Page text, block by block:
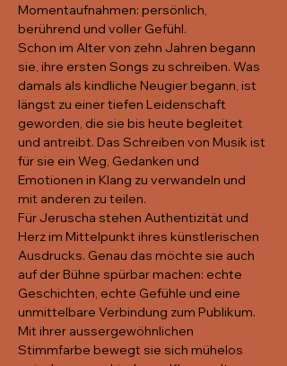
Momentaufnahmen: persönlich,
berührend und voller Gefühl.
Schon im Alter von zehn Jahren begann
sie, ihre ersten Songs zu schreiben. Was
damals als kindliche Neugier begann, ist
längst zu einer tiefen Leidenschaft
geworden, die sie bis heute begleitet
und antreibt. Das Schreiben von Musik ist
für sie ein Weg, Gedanken und
Emotionen in Klang zu verwandeln und
mit anderen zu teilen.
Für Jeruscha stehen Authentizität und
Herz im Mittelpunkt ihres künstlerischen
Ausdrucks. Genau das möchte sie auch
auf der Bühne spürbar machen: echte
Geschichten, echte Gefühle und eine
unmittelbare Verbindung zum Publikum.
Mit ihrer aussergewöhnlichen
Stimmfarbe bewegt sie sich mühelos